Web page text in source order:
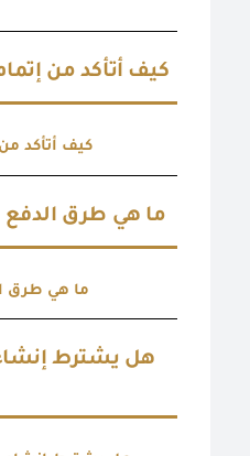
كيف أتأكد من
كيف أتأكد
ما هي طرق الدفع
ما هي طرق
هل يشترط